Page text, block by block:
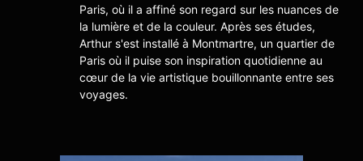
Paris, où il a affiné son regard sur les nuances de
la lumière et de la couleur. Après ses études,
Arthur s'est installé à Montmartre, un quartier de
Paris où il puise son inspiration quotidienne au
cœur de la vie artistique bouillonnante entre ses
voyages.